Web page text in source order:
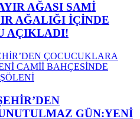
AĞASI SAMİ
AĞALIĞI İÇİNDE
AÇIKLADI!
GÜN:YENİ